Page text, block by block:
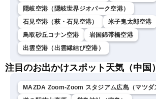
隠岐空港（隠岐世界ジオパーク空港）
石見空港（萩・石見空港）
米子鬼太郎空港
鳥取砂丘コナン空港
岩国錦帯橋空港
出雲空港（出雲縁結び空港）
注目のお出かけスポット天気（中国）
MAZDA Zoom-Zoom スタジアム広島（マツダ